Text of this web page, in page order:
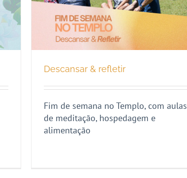
Descansar & refletir
Fim de semana no Templo, com aulas
de meditação, hospedagem e
alimentação